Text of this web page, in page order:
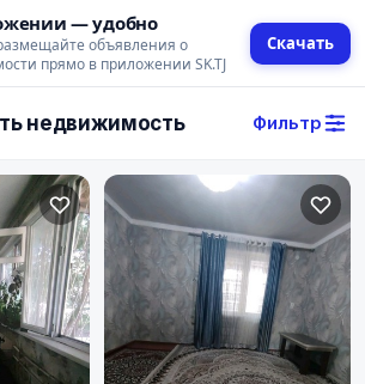
— удобно
объявления о
прямо в приложении SK.TJ
Скачать
Фильтр
Арендовать
недвижимость Фильтр